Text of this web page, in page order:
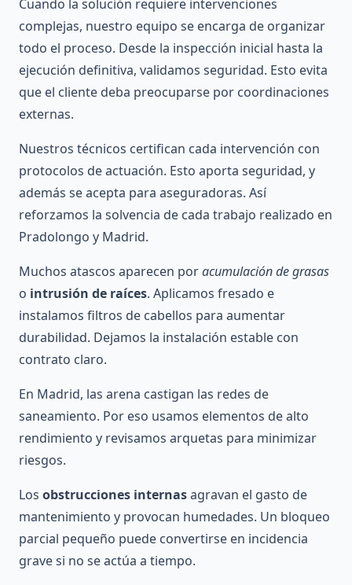
Cuando la solución requiere intervenciones
complejas, nuestro equipo se encarga de organizar
todo el proceso. Desde la inspección inicial hasta la
ejecución definitiva, validamos seguridad. Esto evita
que el cliente deba preocuparse por coordinaciones
externas.
Nuestros técnicos certifican cada intervención con
protocolos de actuación. Esto aporta seguridad, y
además se acepta para aseguradoras. Así
reforzamos la solvencia de cada trabajo realizado en
Pradolongo y Madrid.
Muchos atascos aparecen poracumulación de grasas
o intrusión de raíces. Aplicamos fresado e
instalamos filtros de cabellos para aumentar
durabilidad. Dejamos la instalación estable con
contrato claro.
En Madrid, las arena castigan las redes de
saneamiento. Por eso usamos elementos de alto
rendimiento y revisamos arquetas para minimizar
riesgos.
Los obstrucciones internasagravan el gasto de
mantenimiento y provocan humedades. Un bloqueo
parcial pequeño puede convertirse en incidencia
grave si no se actúa a tiempo.